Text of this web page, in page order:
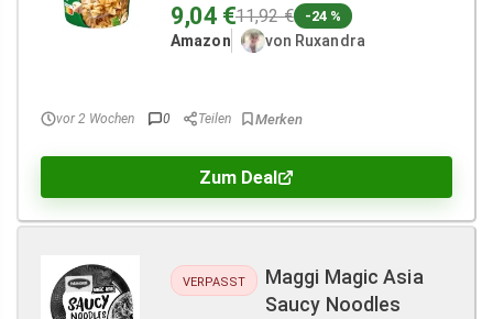
9,04 €11,92 € -24 %
Amazon von Ruxandra
vor 2 Wochen 0 Teilen
Zum Deal
VERPASST
Maggi Magic Asia
Saucy Noodles